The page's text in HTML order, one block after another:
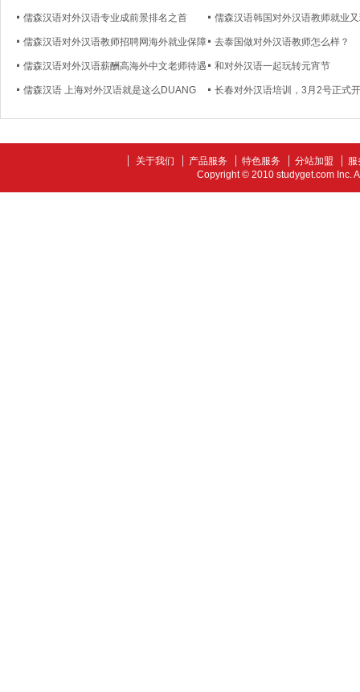
儒森汉语对外汉语专业成前景排名之首 儒森汉语韩国对外汉语教师就业
儒森汉语对外汉语教师招聘网海外就业保障 去泰国做对外汉语教师怎么样？
儒森汉语对外汉语薪酬高海外中文老师待遇 和对外汉语一起玩转元宵节
儒森汉语 上海对外汉语就是这么DUANG 长春对外汉语培训，3月2号正式
关于我们 产品服务 特色服务 分站加盟
服
Copyright © 2010 studyget.com Inc.